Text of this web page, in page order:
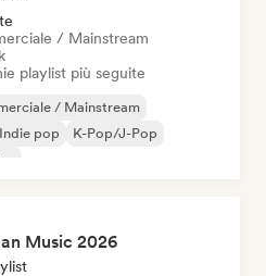
/ Mainstream
playlist più seguite
/ Mainstream
Indie pop
K-Pop/J-Pop
Music 2026